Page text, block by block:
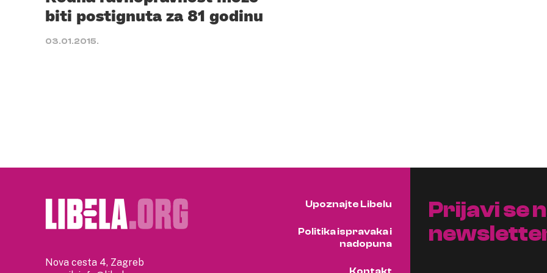
biti postignuta za 81 godinu
03.01.2015.
Nova cesta 4, Zagreb
Upoznajte Libelu
Politika ispravaka i
nadopuna
Prijavi se